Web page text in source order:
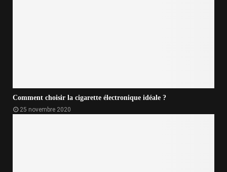
Comment choisir la cigarette électronique idéale ?
25 novembre 2020